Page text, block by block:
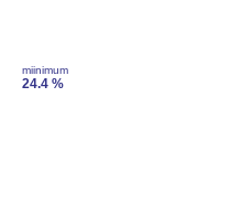
miinimum
24.4 %